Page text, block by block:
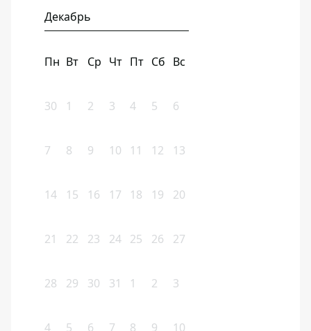
Декабрь
Пн Вт Ср Чт Пт Сб Вс
30 1 2 3 4 5 6
7 8 9 10 11 12 13
14 15 16 17 18 19 20
21 22 23 24 25 26 27
28 29 30 31 1 2 3
4 5 6 7 8 9 10